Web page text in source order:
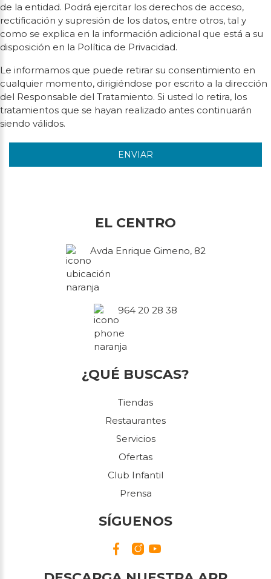
de la entidad. Podrá ejercitar los derechos de acceso,
rectificación y supresión de los datos, entre otros, tal y
como se explica en la información adicional que está a su
disposición en la Política de Privacidad.
Le informamos que puede retirar su consentimiento en
cualquier momento, dirigiéndose por escrito a la dirección
del Responsable del Tratamiento. Si usted lo retira, los
tratamientos que se hayan realizado antes continuarán
siendo válidos.
ENVIAR
EL CENTRO
Avda Enrique Gimeno, 82
964 20 28 38
¿QUÉ BUSCAS?
Tiendas
Restaurantes
Servicios
Ofertas
Club Infantil
Prensa
SÍGUENOS